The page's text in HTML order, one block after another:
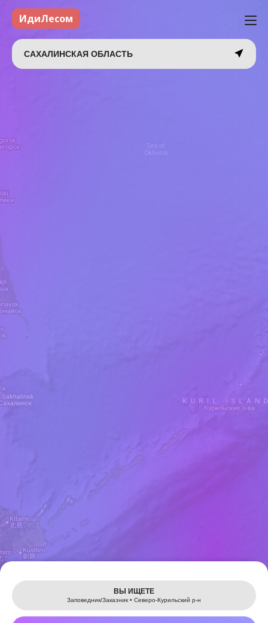
Leaflet
ИдиЛесом
САХАЛИНСКАЯ ОБЛАСТЬ
ВЫ ИЩЕТЕ
Заповедник/Заказник • Северо-Курильский р-н